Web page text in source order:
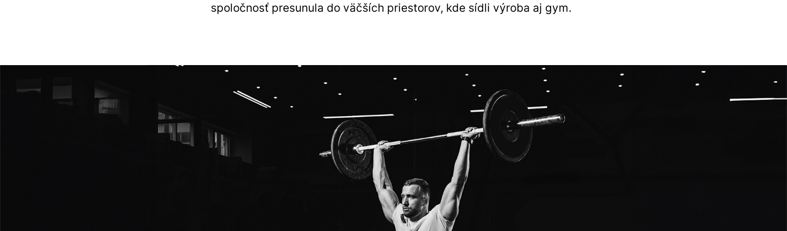
spoločnosť presunula do väčších priestorov, kde sídli výroba aj gym.